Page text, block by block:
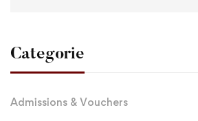
Categorie
Admissions & Vouchers